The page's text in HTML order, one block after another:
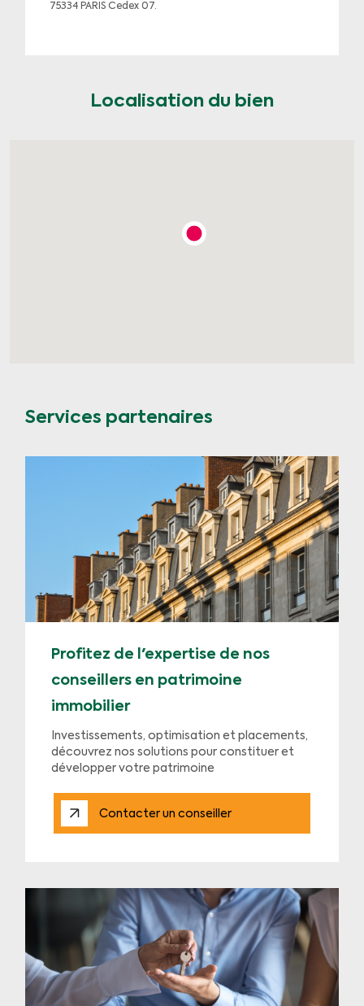
75334 PARIS Cedex 07.
Localisation du bien
Services partenaires
Profitez de l'expertise de nos
conseillers en patrimoine
immobilier
Investissements, optimisation et placements,
découvrez nos solutions pour constituer et
développer votre patrimoine
Contacter un conseiller